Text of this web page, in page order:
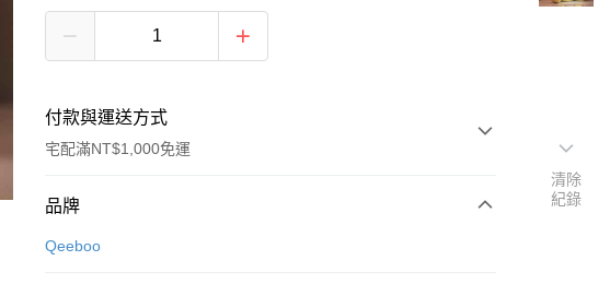
付款與運送方式
宅配滿NT$1,000免運
付款方式
信用卡一次付款
品牌
Qeeboo
清除
紀錄